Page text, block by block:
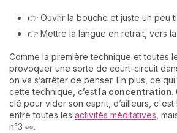
👉 Ouvrir la bouche et juste un peu
👉 Mettre la langue en retrait, vers
Comme la première technique et toutes
provoquer une sorte de court-circuit
on va s’arrêter de penser. En plus, ce
cette technique, c’est la concentration.
clé pour vider son esprit, d’ailleurs, c'est
entre toutes les activités méditatives ,
n°3 👀.